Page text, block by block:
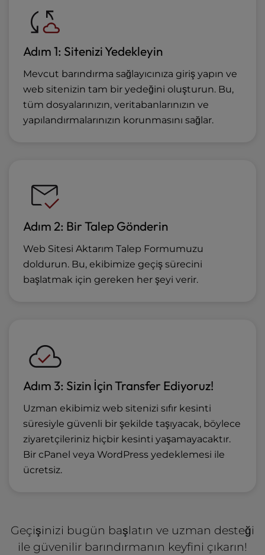
Adım 1: Sitenizi Yedekleyin
Mevcut barındırma sağlayıcınıza giriş yapın ve
web sitenizin tam bir yedeğini oluşturun. Bu,
tüm dosyalarınızın, veritabanlarınızın ve
yapılandırmalarınızın korunmasını sağlar.
Adım 2: Bir Talep Gönderin
Web Sitesi Aktarım Talep Formumuzu
doldurun. Bu, ekibimize geçiş sürecini
başlatmak için gereken her şeyi verir.
Adım 3: Sizin İçin Transfer Ediyoruz!
Uzman ekibimiz web sitenizi sıfır kesinti
süresiyle güvenli bir şekilde taşıyacak, böylece
ziyaretçileriniz hiçbir kesinti yaşamayacaktır.
Bir cPanel veya WordPress yedeklemesi ile
ücretsiz.
Geçişinizi bugün başlatın ve uzman desteği
ile güvenilir barındırmanın keyfini çıkarın!